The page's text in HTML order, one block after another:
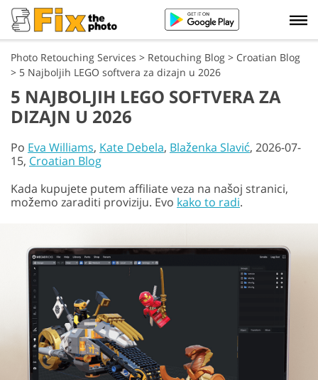
Photo Retouching Services > Retouching Blog > Croatian Blog
> 5 Najboljih LEGO softvera za dizajn u 2026
5 NAJBOLJIH LEGO SOFTVERA ZA
DIZAJN U 2026
Po Eva Williams, Kate Debela, Blaženka Slavić, 2026-07-
15, Croatian Blog
Kada kupujete putem affiliate veza na našoj stranici,
možemo zaraditi proviziju. Evo kako to radi.